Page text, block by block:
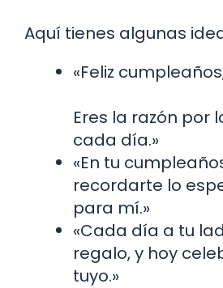
Aquí tienes algunas
«Feliz
Eres la razón por
cada día.»
«En tu
recordarte lo
para mí.»
«Cada día a tu
regalo, y hoy
tuyo.»